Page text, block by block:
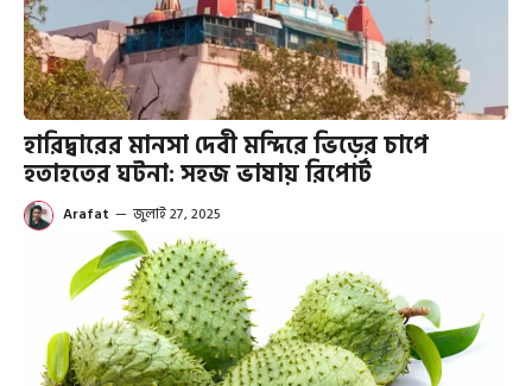
হারিদ্বারের মানসা দেবী মন্দিরে ভিড়ের চাপে
হতাহতের ঘটনা: সহজ ভাষায় রিপোর্ট
Arafat — জুলাই 27, 2025